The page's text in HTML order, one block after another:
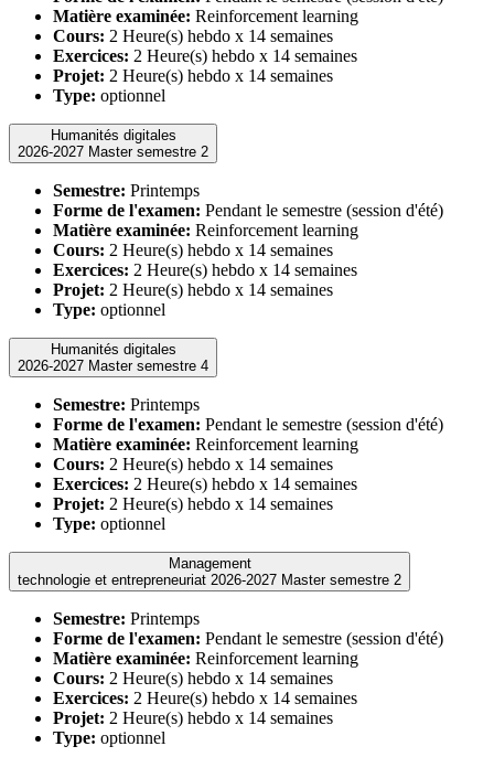
Matière examinée: Reinforcement learning
Cours: 2 Heure(s) hebdo x 14 semaines
Exercices: 2 Heure(s) hebdo x 14 semaines
Projet: 2 Heure(s) hebdo x 14 semaines
Type: optionnel
Humanités digitales
2026-2027 Master semestre 2
Semestre: Printemps
Forme de l'examen: Pendant le semestre (session d'été)
Matière examinée: Reinforcement learning
Cours: 2 Heure(s) hebdo x 14 semaines
Exercices: 2 Heure(s) hebdo x 14 semaines
Projet: 2 Heure(s) hebdo x 14 semaines
Type: optionnel
Humanités digitales
2026-2027 Master semestre 4
Semestre: Printemps
Forme de l'examen: Pendant le semestre (session d'été)
Matière examinée: Reinforcement learning
Cours: 2 Heure(s) hebdo x 14 semaines
Exercices: 2 Heure(s) hebdo x 14 semaines
Projet: 2 Heure(s) hebdo x 14 semaines
Type: optionnel
Management
technologie et entrepreneuriat 2026-2027 Master semestre 2
Semestre: Printemps
Forme de l'examen: Pendant le semestre (session d'été)
Matière examinée: Reinforcement learning
Cours: 2 Heure(s) hebdo x 14 semaines
Exercices: 2 Heure(s) hebdo x 14 semaines
Projet: 2 Heure(s) hebdo x 14 semaines
Type: optionnel